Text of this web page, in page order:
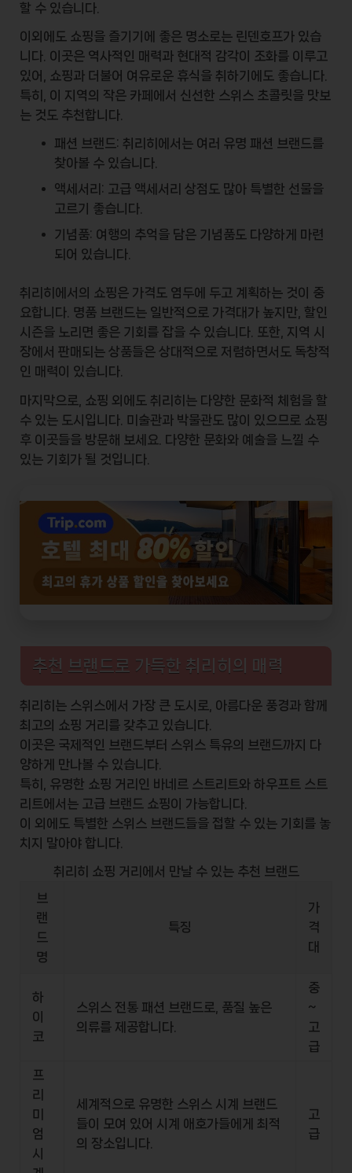
할 수 있습니다.
이외에도 쇼핑을 즐기기에 좋은 명소로는 린덴호프가 있습
니다. 이곳은 역사적인 매력과 현대적 감각이 조화를 이루고
있어, 쇼핑과 더불어 여유로운 휴식을 취하기에도 좋습니다.
특히, 이 지역의 작은 카페에서 신선한 스위스 초콜릿을 맛보
는 것도 추천합니다.
패션 브랜드: 취리히에서는 여러 유명 패션 브랜드를
찾아볼 수 있습니다.
액세서리: 고급 액세서리 상점도 많아 특별한 선물을
고르기 좋습니다.
기념품: 여행의 추억을 담은 기념품도 다양하게 마련
되어 있습니다.
취리히에서의 쇼핑은 가격 도 염두에 두고 계획하는 것이 중
요합니다. 명품 브랜드는 일반적으로 가격대가 높지만, 할인
시즌을 노리면 좋은 기회를 잡을 수 있습니다. 또한, 지역 시
장에서 판매되는 상품들은 상대적으로 저렴하면서도 독창적
인 매력이 있습니다.
마지막으로, 쇼핑 외에도 취리히는 다양한 문화적 체험을 할
수 있는 도시입니다. 미술관과 박물관도 많이 있으므로 쇼핑
후 이곳들을 방문해 보세요. 다양한 문화와 예술을 느낄 수
있는 기회가 될 것입니다.
추천 브랜드로 가득한 취리히의 매력
취리히는 스위스에서 가장 큰 도시로, 아름다운 풍경과 함께
최고의 쇼핑 거리를 갖추고 있습니다.
이곳은 국제적인 브랜드부터 스위스 특유의 브랜드까지 다
양하게 만나볼 수 있습니다.
특히, 유명한 쇼핑 거리인 바네르 스트리트와 하우프트 스트
리트에서는 고급 브랜드 쇼핑이 가능합니다.
이 외에도 특별한 스위스 브랜드들을 접할 수 있는 기회를 놓
치지 말아야 합니다.
취리히 쇼핑 거리에서 만날 수 있는 추천 브랜드
브
랜
드
명
특징
가
격
대
하
이
코
스위스 전통 패션 브랜드로, 품질 높은
의류를 제공합니다.
중
~
고
급
프
리
미
엄
시
세계적으로 유명한 스위스 시계 브랜드
들이 모여 있어 시계 애호가들에게 최적
의 장소입니다.
고
급